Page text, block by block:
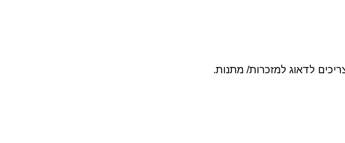
לדאוג למזכרות/ מתנות.